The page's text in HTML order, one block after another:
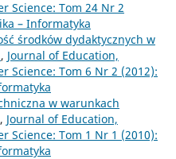
Science: Tom 24 Nr 2
– Informatyka
środków dydaktycznych w
, Journal of Education,
Science: Tom 6 Nr 2 (2012):
w warunkach
, Journal of Education,
Science: Tom 1 Nr 1 (2010):